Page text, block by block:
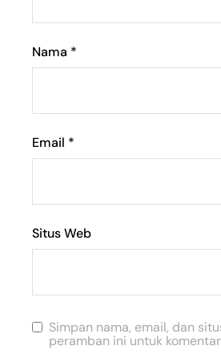
Nama *
Email *
Situs Web
Simpan nama, email, dan
peramban ini untuk